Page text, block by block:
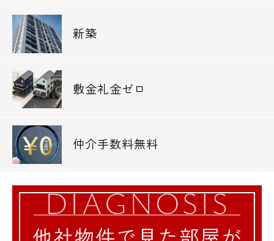
新築
敷金礼金ゼロ
仲介手数料無料